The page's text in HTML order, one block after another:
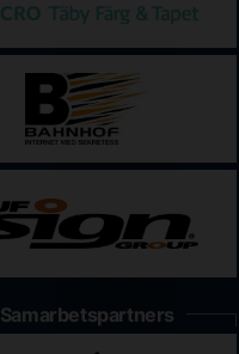
Samarbetspartners